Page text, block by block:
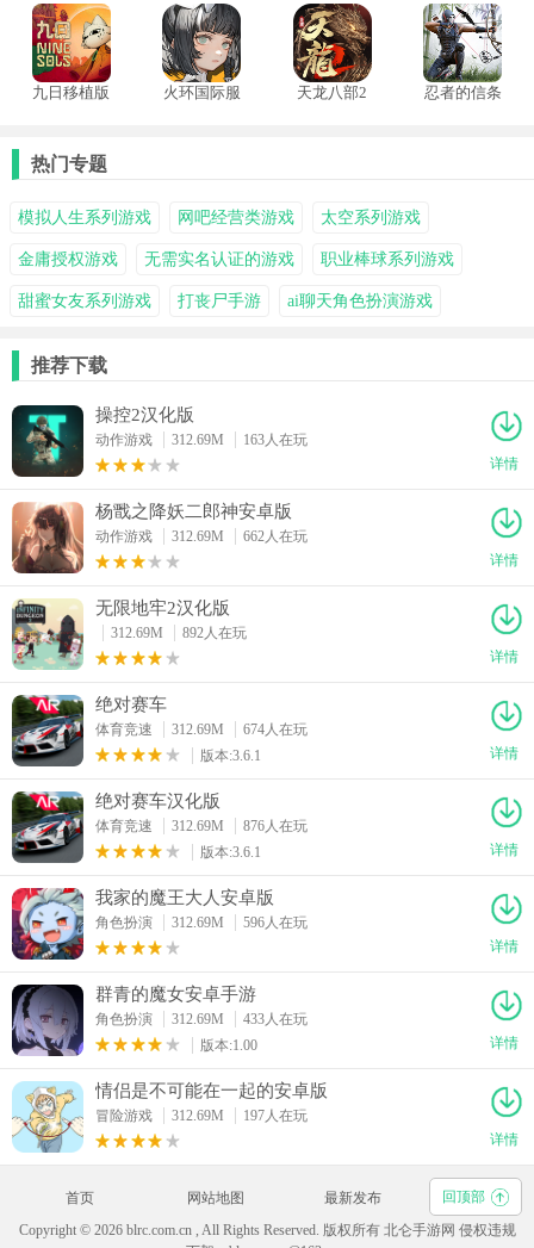
植版
机版
九日移植版 火环国际服
天龙八部2
忍者的信条
热门专题
模拟人生系列游戏 网吧经营类游戏 太空系列游戏
金庸授权游戏 无需实名认证的游戏 职业棒球系列游戏
甜蜜女友系列游戏 打丧尸手游 ai聊天角色扮演游戏
推荐下载
操控2汉化版
动作游戏 312.69M
163人在玩
详情
杨戬之降妖二郎神安卓版
动作游戏 312.69M
662人在玩
详情
无限地牢2汉化版
312.69M
892人在玩
详情
绝对赛车
体育竞速 312.69M
674人在玩
版本:3.6.1
详情
绝对赛车汉化版
体育竞速 312.69M
876人在玩
版本:3.6.1
详情
我家的魔王大人安卓版
角色扮演 312.69M
596人在玩
详情
群青的魔女安卓手游
角色扮演 312.69M
433人在玩
版本:1.00
详情
情侣是不可能在一起的安卓版
冒险游戏 312.69M
197人在玩
详情
首页 网站地图 最新发布
回顶部
Copyright © 2026 blrc.com.cn , All Rights Reserved. 版权所有 北仑手游网 侵权违规